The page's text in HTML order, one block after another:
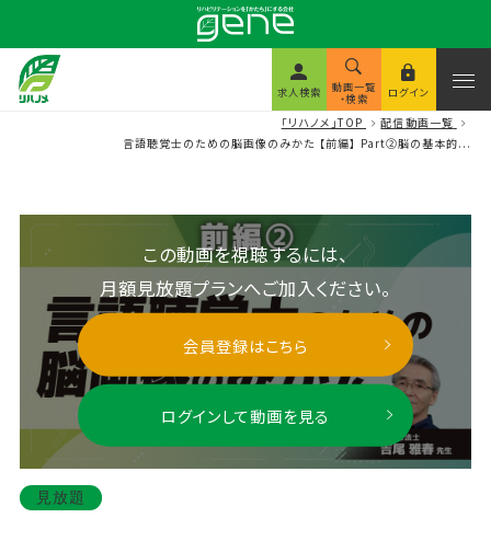
求人検索 動画一覧
・検索 ログイン
「リハノメ」TOP
配信動画一覧
言語聴覚士のための脳画像のみかた 【前編】 Part②脳の基本的...
この動画を視聴するには、
月額見放題プランへご加入ください。
会員登録はこちら
ログインして動画を見る
見放題